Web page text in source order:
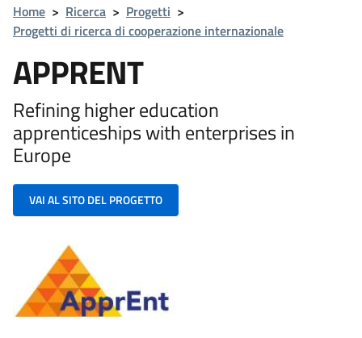
Home > Ricerca > Progetti >
Progetti di ricerca di cooperazione internazionale
APPRENT
Refining higher education
apprenticeships with enterprises in
Europe
VAI AL SITO DEL PROGETTO